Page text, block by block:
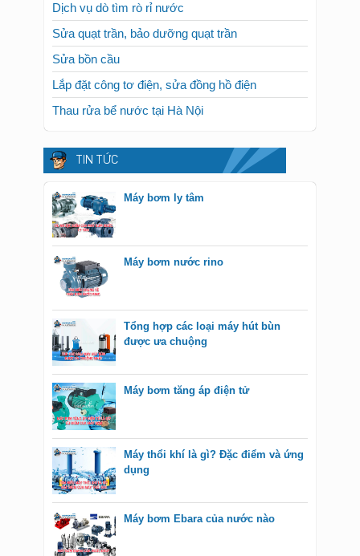
Dịch vụ dò tìm rò rỉ nước
Sửa quạt trần, bảo dưỡng quạt trần
Sửa bồn cầu
Lắp đặt công tơ điện, sửa đồng hồ điện
Thau rửa bể nước tại Hà Nội
TIN TỨC
Máy bơm ly tâm
Máy bơm nước rino
Tổng hợp các loại máy hút bùn
được ưa chuộng
Máy bơm tăng áp điện tử
Máy thổi khí là gì? Đặc điểm và ứng
dụng
Máy bơm Ebara của nước nào